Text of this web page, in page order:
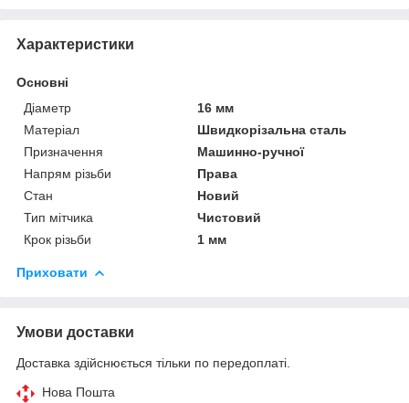
Характеристики
Основні
Діаметр
16 мм
Матеріал
Швидкорізальна сталь
Призначення
Машинно-ручної
Напрям різьби
Права
Стан
Новий
Тип мітчика
Чистовий
Крок різьби
1 мм
Приховати
Умови доставки
Доставка здійснюється тільки по передоплаті.
Нова Пошта